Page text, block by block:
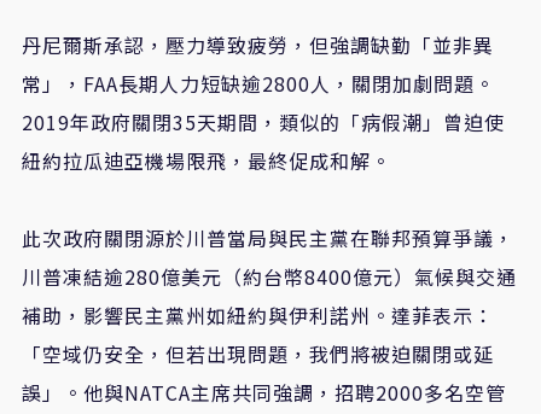
丹尼爾斯承認，壓力導致疲勞，但強調缺勤「並非異
常」，FAA長期人力短缺逾2800人，關閉加劇問題。
2019年政府關閉35天期間，類似的「病假潮」曾迫使
紐約拉瓜迪亞機場限飛，最終促成和解。
此次政府關閉源於川普當局與民主黨在聯邦預算爭議，
川普凍結逾280億美元（約台幣8400億元）氣候與交通
補助，影響民主黨州如紐約與伊利諾州。達菲表示：
「空域仍安全，但若出現問題，我們將被迫關閉或延
誤」。他與NATCA主席共同強調，招聘2000多名空管